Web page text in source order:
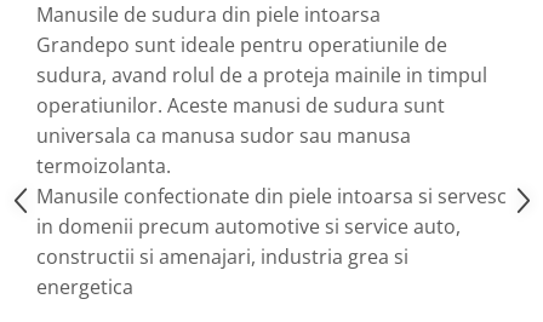
Masini de maturat si accesorii
Masini de tuns iarba
Motocoase
Accesorii motocositoare
Accesorii pentru masini de tuns
gazon
Masini de tuns iarba/gazon
Tractorase pentru gazon
Mobilier pentru gradina
brichetare / peletizare
Echipamente pentru protectia
muncii
Generatoare
Pistoale de lipit
Manusile de sudura din piele intoarsa
Grandepo sunt ideale pentru operatiunile de
sudura, avand rolul de a proteja mainile in timpul
operatiunilor. Aceste manusi de sudura sunt
universala ca manusa sudor sau manusa
termoizolanta.
Manusile confectionate din piele intoarsa si servesc
in domenii precum automotive si service auto,
constructii si amenajari, industria grea si
energetica